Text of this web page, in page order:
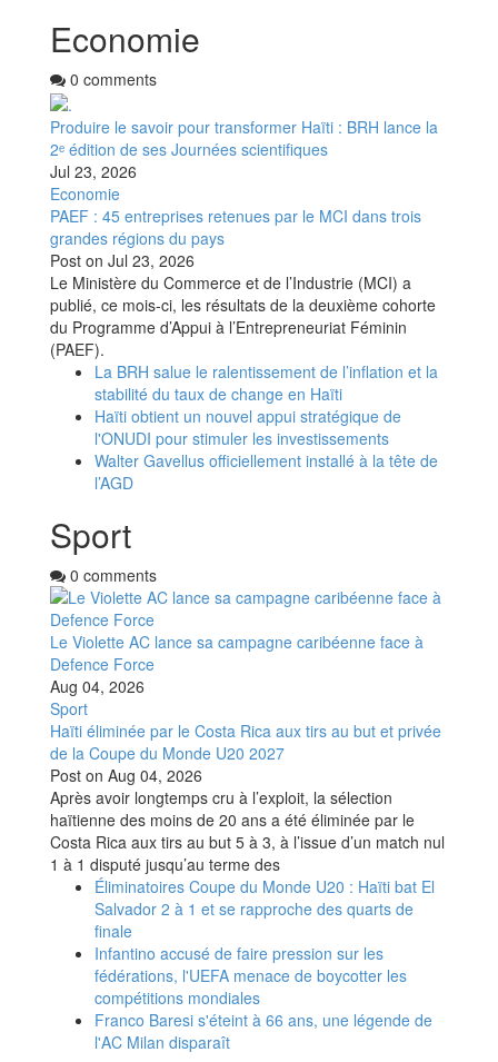
Economie
0 comments
Produire le savoir pour transformer Haïti : BRH lance la
2ᵉ édition de ses Journées scientifiques
Jul 23, 2026
Economie
PAEF : 45 entreprises retenues par le MCI dans trois
grandes régions du pays
Post on Jul 23, 2026
Le Ministère du Commerce et de l’Industrie (MCI) a
publié, ce mois-ci, les résultats de la deuxième cohorte
du Programme d’Appui à l’Entrepreneuriat Féminin
(PAEF).
La BRH salue le ralentissement de l’inflation et la
stabilité du taux de change en Haïti
Haïti obtient un nouvel appui stratégique de
l'ONUDI pour stimuler les investissements
Walter Gavellus officiellement installé à la tête de
l’AGD
Sport
0 comments
Le Violette AC lance sa campagne caribéenne face à
Defence Force
Aug 04, 2026
Sport
Haïti éliminée par le Costa Rica aux tirs au but et privée
de la Coupe du Monde U20 2027
Post on Aug 04, 2026
Après avoir longtemps cru à l’exploit, la sélection
haïtienne des moins de 20 ans a été éliminée par le
Costa Rica aux tirs au but 5 à 3, à l’issue d’un match nul
1 à 1 disputé jusqu’au terme des
Éliminatoires Coupe du Monde U20 : Haïti bat El
Salvador 2 à 1 et se rapproche des quarts de
finale
Infantino accusé de faire pression sur les
fédérations, l'UEFA menace de boycotter les
compétitions mondiales
Franco Baresi s'éteint à 66 ans, une légende de
l'AC Milan disparaît